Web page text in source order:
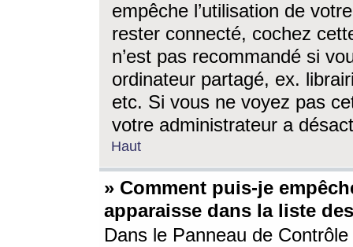
empêche l’utilisation de
rester connecté, cochez
n’est pas recommandé si
ordinateur partagé, ex.
etc. Si vous ne voyez pas
votre administrateur a
Haut
» Comment puis-je
apparaisse dans la liste
Dans le Panneau de